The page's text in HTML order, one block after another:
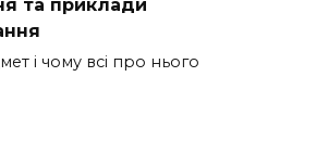
та приклади
і чому всі про нього